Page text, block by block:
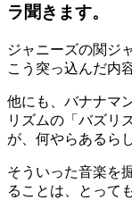
ラ聞きます。
ジャニーズの関ジ
こう突っ込んだ内
他にも、バナナマ
リズムの「バズリ
が、何やらあるら
そういった音楽を
ることは、とって